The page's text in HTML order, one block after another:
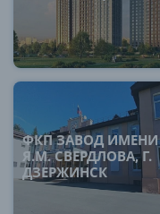
ФКП ЗАВОД ИМЕНИ
Я.М. СВЕРДЛОВА, Г.
ДЗЕРЖИНСК